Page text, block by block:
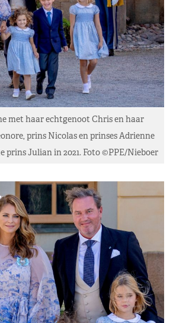
met haar echtgenoot Chris en haar
prins Nicolas en prinses Adrienne
prins Julian in 2021. Foto ©PPE/Nieboer